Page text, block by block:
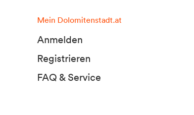
Mein Dolomitenstadt.at
Anmelden
Registrieren
FAQ & Service